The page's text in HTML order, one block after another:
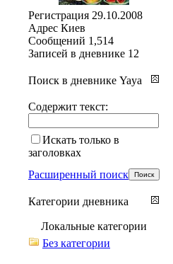
Регистрация 29.10.2008
Адрес Киев
Сообщений 1,514
Записей в дневнике 12
Поиск в дневнике Yaya
Содержит текст:
Искать только в
заголовках
Расширенный поиск
Категории дневника
Локальные категории
Без категории